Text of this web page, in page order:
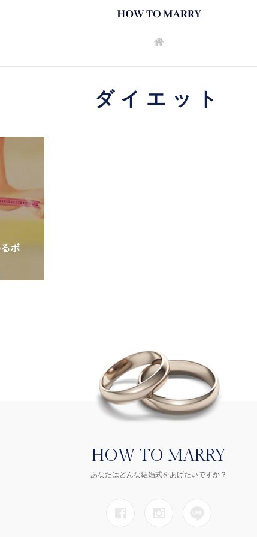
ダイエット
ボ
HOW TO MARRY
あなたはどんな結婚式をあげたいですか？